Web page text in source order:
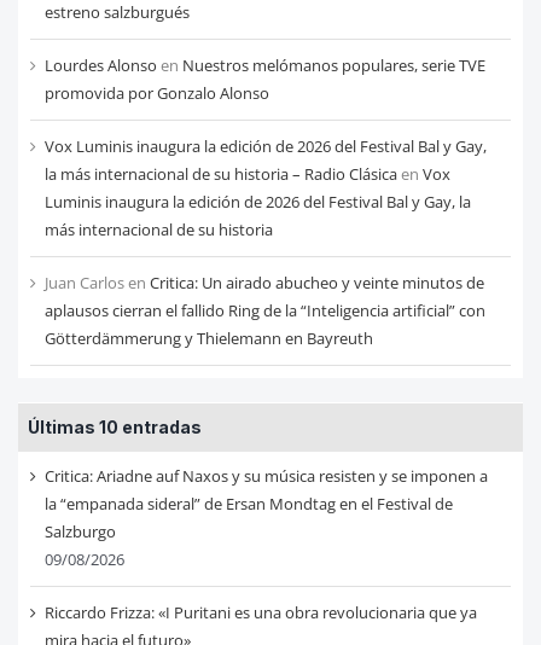
estreno salzburgués
Lourdes Alonso en Nuestros melómanos populares, serie TVE
promovida por Gonzalo Alonso
Vox Luminis inaugura la edición de 2026 del Festival Bal y Gay,
la más internacional de su historia – Radio Clásicaen Vox
Luminis inaugura la edición de 2026 del Festival Bal y Gay, la
más internacional de su historia
Juan Carlosen Critica: Un airado abucheo y veinte minutos de
aplausos cierran el fallido Ring de la “Inteligencia artificial” con
Götterdämmerung y Thielemann en Bayreuth
Últimas 10 entradas
Critica: Ariadne auf Naxos y su música resisten y se imponen a
la “empanada sideral” de Ersan Mondtag en el Festival de
Salzburgo
09/08/2026
Riccardo Frizza: «I Puritani es una obra revolucionaria que ya
mira hacia el futuro»